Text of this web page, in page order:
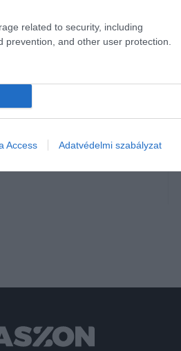
related to security, including
and other user protection.
Access Adatvédelmi szabályzat
2026-ban?